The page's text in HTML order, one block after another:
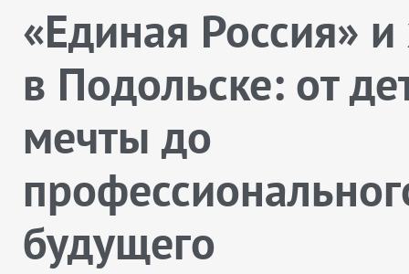
«Единая Россия»
в Подольске: от
мечты до
будущего